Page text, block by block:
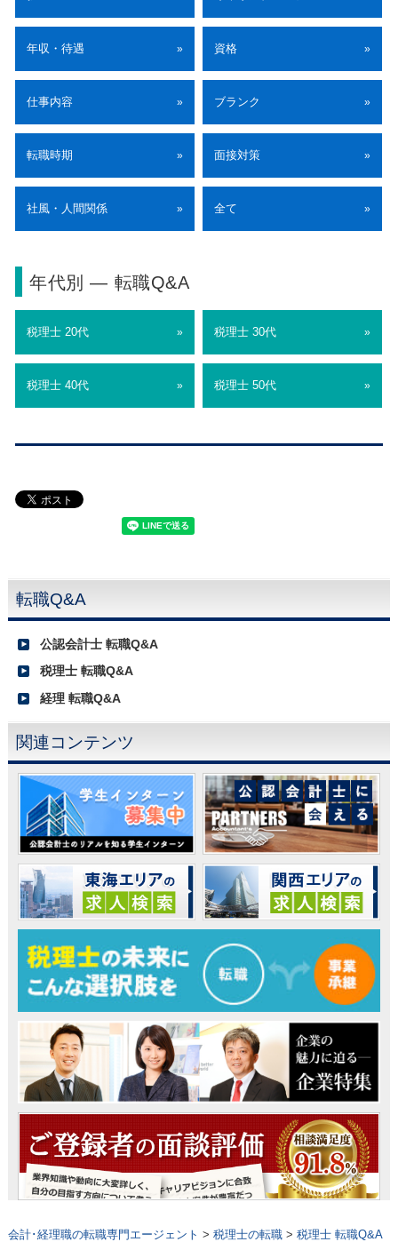
年収・待遇 » 資格 »
仕事内容 » ブランク »
転職時期 » 面接対策 »
社風・人間関係 » 全て »
年代別 ― 転職Q&A
税理士 20代 » 税理士 30代 »
税理士 40代 » 税理士 50代 »
転職Q&A
公認会計士 転職Q&A
税理士 転職Q&A
経理 転職Q&A
関連コンテンツ
会計･経理職の転職専門エージェント > 税理士の転職> 税理士 転職Q&A